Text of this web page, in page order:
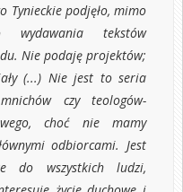
Tynieckie podjęło, mimo
wydawania tekstów
Nie podaję projektów;
(...) Nie jest to seria
czy teologów-
choć nie mamy
odbiorcami. Jest
do wszystkich ludzi,